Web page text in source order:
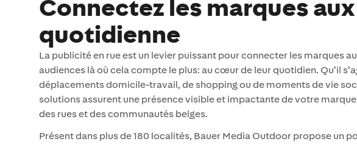
Connectez les marques
quotidienne
La publicité en rue est un levier puissant pour connecter les marques
audiences là où cela compte le plus: au cœur de leur quotidien. Qu’il
déplacements domicile-travail, de shopping ou de moments de vie
solutions assurent une présence visible et impactante de votre marque
des rues et des communautés belges.
Présent dans plus de 180 localités, Bauer Media Outdoor propose un